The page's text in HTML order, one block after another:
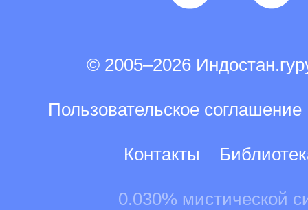
© 2005–2026
Пользовательское соглашение
Контакты
0.030% мистической